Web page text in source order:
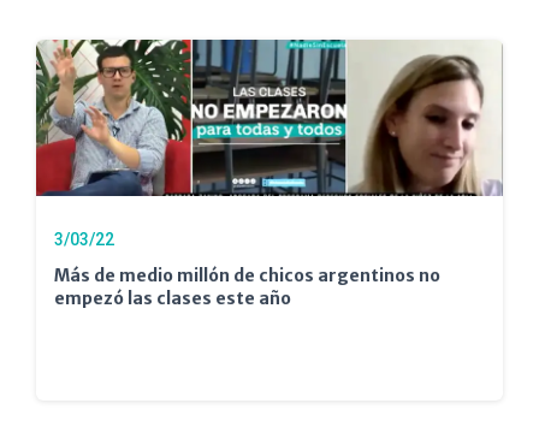
3/03/22
Más de medio millón de chicos argentinos no
empezó las clases este año